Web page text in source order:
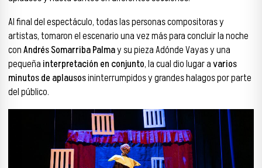
Al final del espectáculo, todas las personas compositoras y
artistas, tomaron el escenario una vez más para concluir la noche
conAndrés Somarriba Palmay su pieza Adónde Vayas y una
pequeña interpretación en conjunto, la cual dio lugar avarios
minutos de aplausosininterrumpidos y grandes halagos por parte
del público.